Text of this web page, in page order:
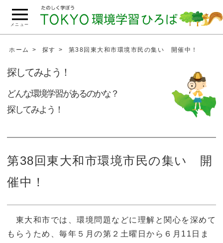
ペ
の
へ
メニュー
ホーム 探す 第38回東大和市環境市民の集い 開催中！
探してみよう！
どんな環境学習があるのかな？
探してみよう！
第38回東大和市環境市民の集い 開
催中！
東大和市では、環境問題などに理解と関心を深めて
もらうため、毎年５月の第２土曜日から６月11日ま